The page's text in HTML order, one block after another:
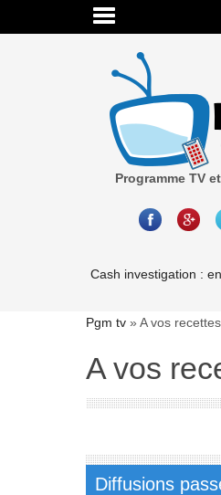
Programme TV
Cash investigation :
Pgm tv » A vos recettes
A vos
Diffusions